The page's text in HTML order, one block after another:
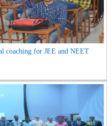
coaching for JEE and NEET